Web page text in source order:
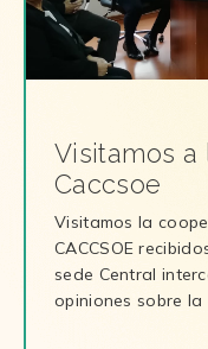
Visitamos a
Caccsoe
Visitamos la
CACCSOE
sede Central
opiniones sobre